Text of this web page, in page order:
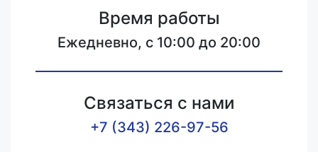
Время работы
Ежедневно, с 10:00 до 20:00
Связаться с нами
+7 (343) 226-97-56